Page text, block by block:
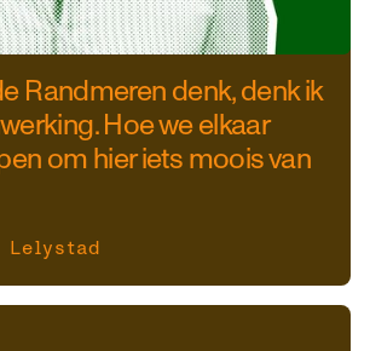
Randmeren denk, denk ik
Hoe we elkaar
om hier iets moois van
Lelystad